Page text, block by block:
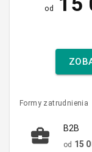
od
Formy zatrudnienia
B2B
od 15